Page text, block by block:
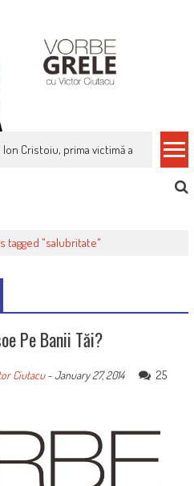
Ion Cristoiu, prima victimă a noi
tagged "salubritate"
Pe Banii Tăi?
Ciutacu-January 27, 2014
25